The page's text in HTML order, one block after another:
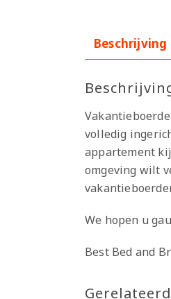
Beschrijving
volledig
appartement
omgeving wilt
We hopen u
Best Bed and